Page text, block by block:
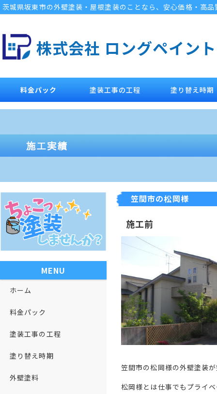
茨城県坂東市の外壁塗装・屋根塗装のことなら、安心価格・高
株式会社 ロングペイント
料金パック 塗装工事の工程 塗り替え時期
笠間市の松岡様
施工前
笠間市の松岡様の外壁塗装
松岡様とは仕事でもプライ
MENU
ホーム
料金パック
塗装工事の工程
塗り替え時期
外壁塗料